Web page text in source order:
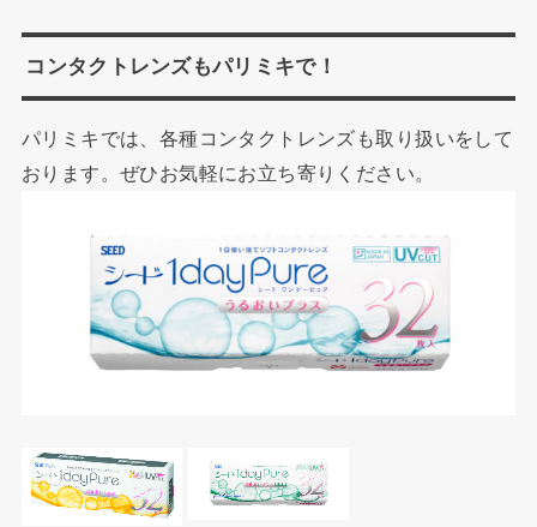
コンタクトレンズもパリミキで！
パリミキでは、各種コンタクトレンズも取り扱いをして
おります。ぜひお気軽にお立ち寄りください。